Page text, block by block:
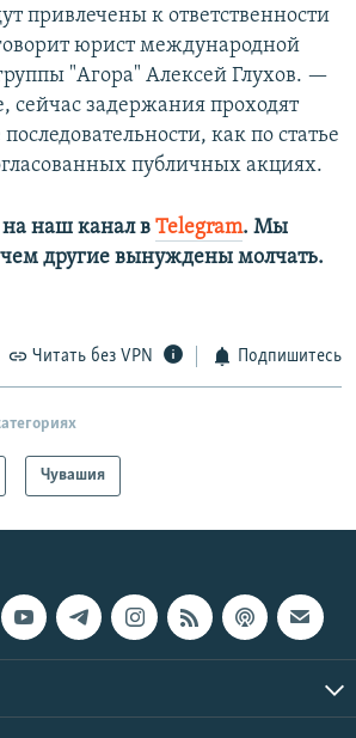
привлечены к ответственности
юрист международной
"Агора" Алексей Глухов. —
сейчас задержания проходят
как по статье
публичных акциях.
наш канал в Telegram. Мы
другие вынуждены молчать.
Читать без VPN Подпишитесь
Чувашия